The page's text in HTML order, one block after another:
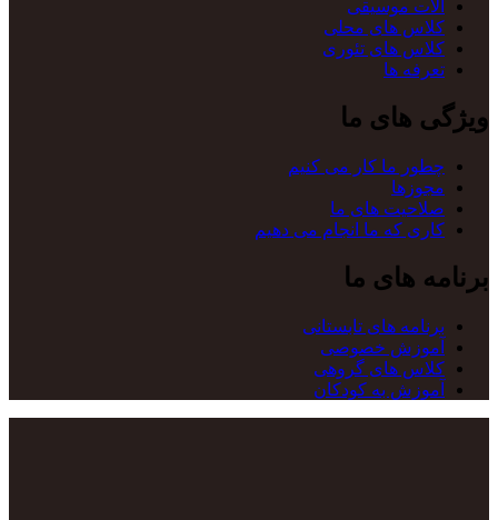
آلات موسیقی
کلاس های محلی
کلاس های تئوری
تعرفه ها
ویژگی های ما
چطور ما کار می کنیم
مجوزها
صلاحیت های ما
کاری که ما انجام می دهیم
برنامه های ما
برنامه های تابستانی
آموزش خصوصی
کلاس های گروهی
آموزش به کودکان